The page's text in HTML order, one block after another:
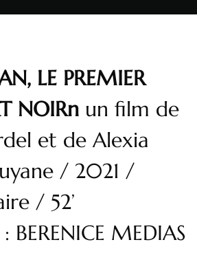
LE PREMIER
NOIRn un film de
et de Alexia
/ 2021 /
/ 52’
: BERENICE MEDIAS